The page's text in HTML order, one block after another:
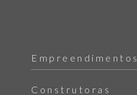
Empreendimentos
Construtoras